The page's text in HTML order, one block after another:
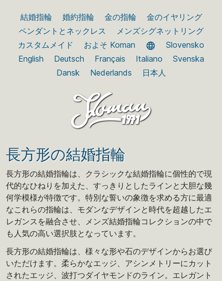
結婚指輪 婚約指輪 金の指輪
金のイヤリング
ペンダントとネックレス
メンズシグネットリング
カスタムメイド
およそ Koman
Slovensko
English
Deutsch Français Italiano
Svenska
Dansk
Nederlands 日本人
長方形の結婚指輪
長方形の結婚指輪は、クラシックな結婚指輪に個性的で現
代的なひねりを加えた、すっきりとしたラインと大胆な幾
何学模様が特徴です。特別な誓いの象徴を求める方に最適
なこれらの指輪は、モダンなデザインと時代を超越したエ
レガンスを融合させ、メンズ結婚指輪コレクションの中で
も人気の高い選択肢となっています。
長方形の結婚指輪は、様々な形や石のデザインからお選び
いただけます。柔らかなエッジ、アシンメトリーにカット
されたエッジ、波打つダイヤモンドのライン。エレガント